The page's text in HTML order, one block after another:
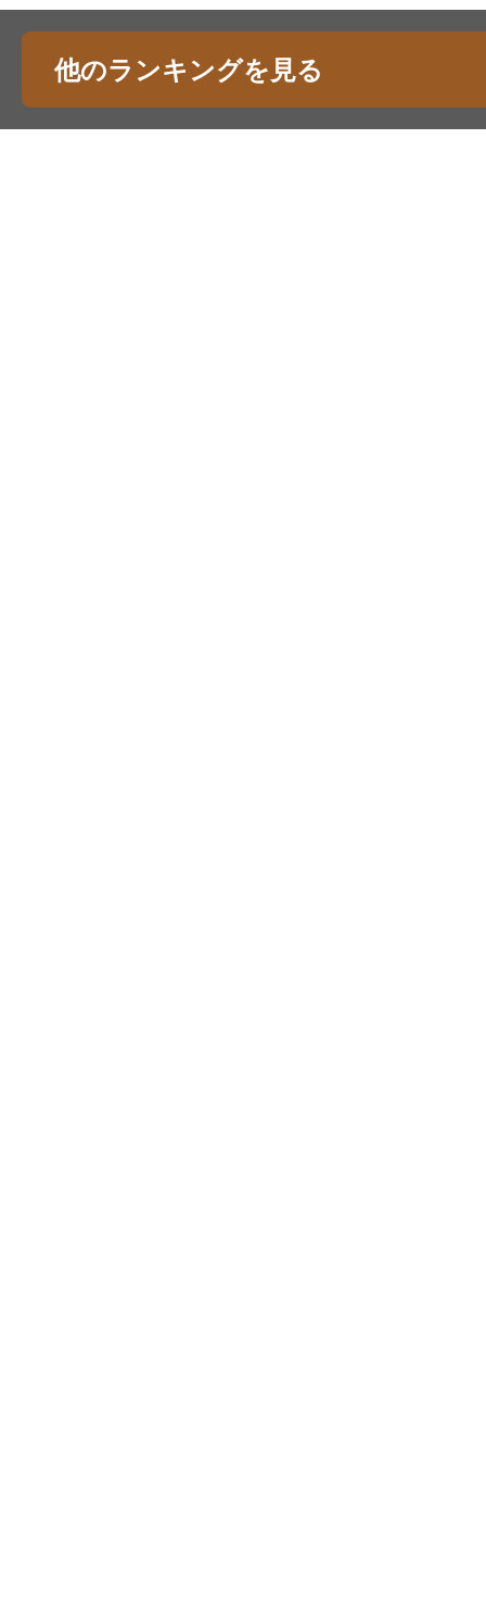
他のランキングを見る